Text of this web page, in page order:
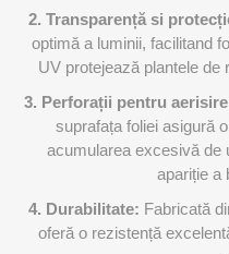
2. Transparență si
optimă a luminii, facilitand
UV protejează plantele de
3. Perforații pentru
suprafața foliei asigură
acumularea excesivă de
apariție a
4. Durabilitate: Fabricată
oferă o rezistență